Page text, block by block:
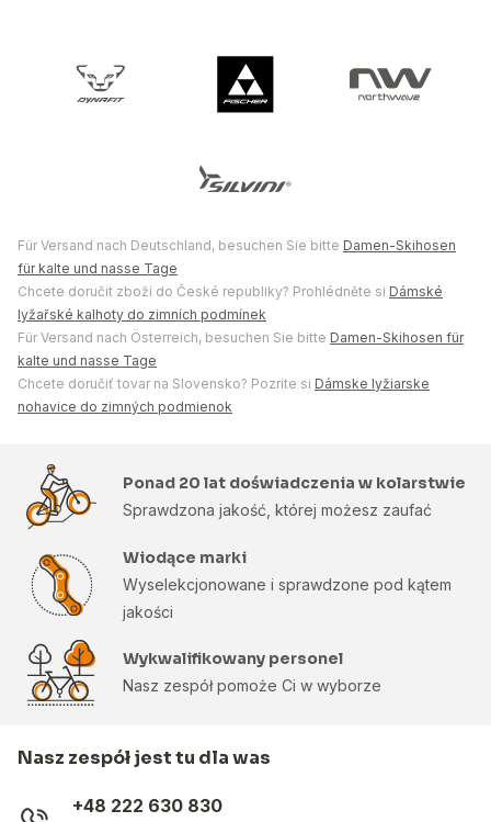
Für Versand nach Deutschland, besuchen Sie bitte Damen-Skihosen
für kalte und nasse Tage
Chcete doručit zboží do České republiky? Prohlédněte si Dámské
lyžařské kalhoty do zimních podmínek
Für Versand nach Österreich, besuchen Sie bitte Damen-Skihosen für
kalte und nasse Tage
Chcete doručiť tovar na Slovensko? Pozrite si Dámske lyžiarske
nohavice do zimných podmienok
Ponad 20 lat doświadczenia w kolarstwie
Sprawdzona jakość, której możesz zaufać
Wiodące marki
Wyselekcjonowane i sprawdzone pod kątem
jakości
Wykwalifikowany personel
Nasz zespół pomoże Ci w wyborze
Nasz zespół jest tu dla was
+48 222 630 830